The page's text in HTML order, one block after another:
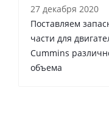
27 декабря 2020
Поставляем
части для
Cummins
объема